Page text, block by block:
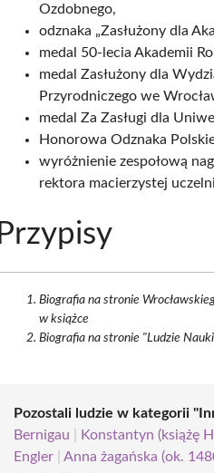
Ozdobnego,
odznaka „Zasłużony dla
medal 50-lecia Akademii
medal Zasłużony dla
Przyrodniczego we
medal Za Zasługi dla
Honorowa Odznaka
wyróżnienie zespołową
rektora macierzystej
Przypisy
Biografia na stronie
w książce
Biografia na stronie "Ludzie
Pozostali ludzie w kategorii
Bernigau
Konstantyn (książę
Engler |Anna żagańska (ok.